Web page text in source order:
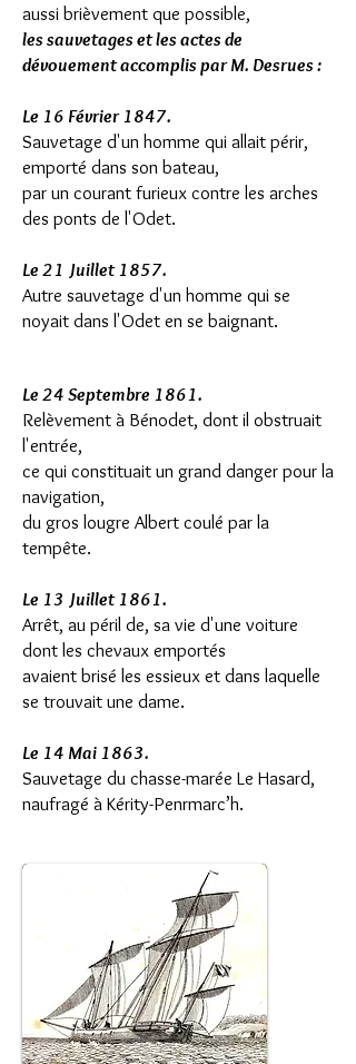
aussi brièvement que possible,
les sauvetages et les actes de
dévouement accomplis par M. Desrues :
Le 16 Février 1847.
Sauvetage d'un homme qui allait périr,
emporté dans son bateau,
par un courant furieux contre les arches
des ponts de l'Odet.
Le 21 Juillet 1857.
Autre sauvetage d'un homme qui se
noyait dans l'Odet en se baignant.
Le 24 Septembre 1861.
Relèvement à Bénodet, dont il obstruait
l'entrée,
ce qui constituait un grand danger pour la
navigation,
du gros lougre Albert coulé par la
tempête.
Le 13 Juillet 1861.
Arrêt, au péril de, sa vie d'une voiture
dont les chevaux emportés
avaient brisé les essieux et dans laquelle
se trouvait une dame.
Le 14 Mai 1863.
Sauvetage du chasse-marée Le Hasard,
naufragé à Kérity-Penrmarc’h.